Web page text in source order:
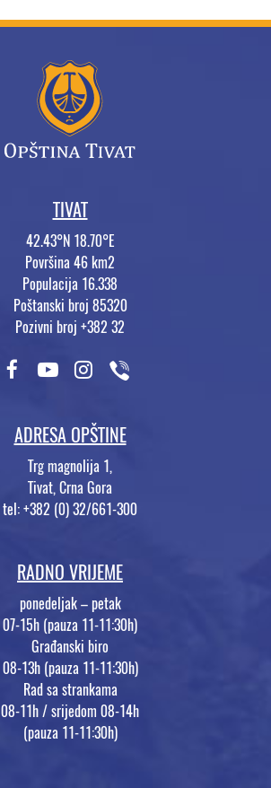
TIVAT
42.43°N 18.70°E
Površina 46 km2
Populacija 16.338
Poštanski broj 85320
Pozivni broj +382 32
ADRESA OPŠTINE
Trg magnolija 1,
Tivat, Crna Gora
tel: +382 (0) 32/661-300
RADNO VRIJEME
ponedeljak – petak
07-15h (pauza 11-11:30h)
Građanski biro
08-13h (pauza 11-11:30h)
Rad sa strankama
08-11h / srijedom 08-14h
(pauza 11-11:30h)